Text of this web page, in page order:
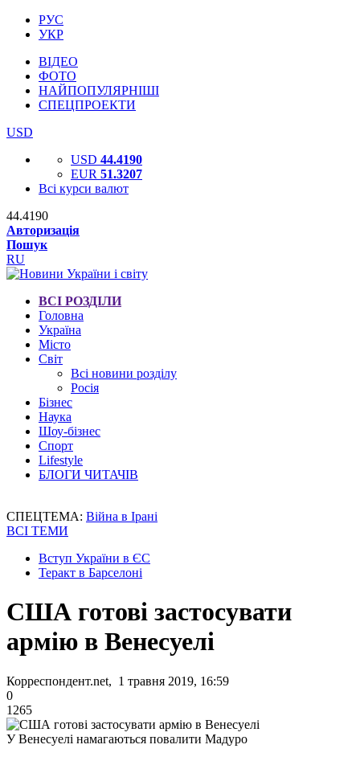
РУС
УКР
ВІДЕО
ФОТО
НАЙПОПУЛЯРНІШІ
СПЕЦПРОЕКТИ
USD
USD 44.4190
EUR 51.3207
Всі курси валют
44.4190
Авторизація
Пошук
RU
ВСІ РОЗДІЛИ
Головна
Україна
Місто
Світ
Всі новини розділу
Росія
Бізнес
Наука
Шоу-бізнес
Спорт
Lifestyle
БЛОГИ ЧИТАЧІВ
СПЕЦТЕМА: Війна в Ірані
ВСІ ТЕМИ
Вступ України в ЄС
Теракт в Барселоні
США готові застосувати
армію в Венесуелі
Корреспондент.net, 1 травня 2019, 16:59
0
1265
У Венесуелі намагаються повалити Мадуро